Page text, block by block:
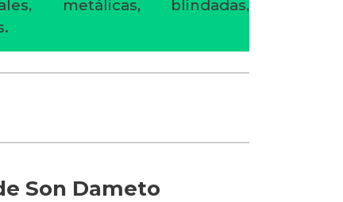
metálicas, blindadas,
Son Dameto